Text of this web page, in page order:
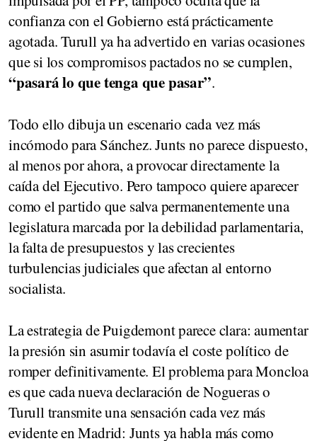
confianza con el Gobierno está prácticamente
agotada. Turull ya ha advertido en varias ocasiones
que si los compromisos pactados no se cumplen,
“pasará lo que tenga que pasar”.
Todo ello dibuja un escenario cada vez más
incómodo para Sánchez. Junts no parece dispuesto,
al menos por ahora, a provocar directamente la
caída del Ejecutivo. Pero tampoco quiere aparecer
como el partido que salva permanentemente una
legislatura marcada por la debilidad parlamentaria,
la falta de presupuestos y las crecientes
turbulencias judiciales que afectan al entorno
socialista.
La estrategia de Puigdemont parece clara: aumentar
la presión sin asumir todavía el coste político de
romper definitivamente. El problema para Moncloa
es que cada nueva declaración de Nogueras o
Turull transmite una sensación cada vez más
evidente en Madrid: Junts ya habla más como